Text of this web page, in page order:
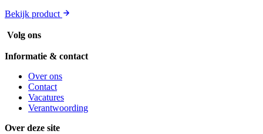
Bekijk product
Volg ons
Informatie & contact
Over ons
Contact
Vacatures
Verantwoording
Over deze site